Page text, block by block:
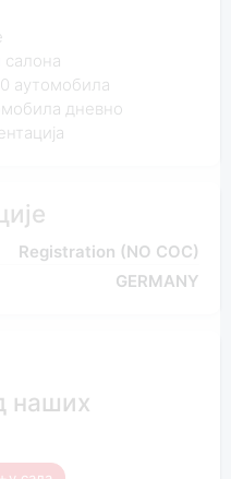
аутомобила
дневно
Registration (NO COC)
GERMANY
наших